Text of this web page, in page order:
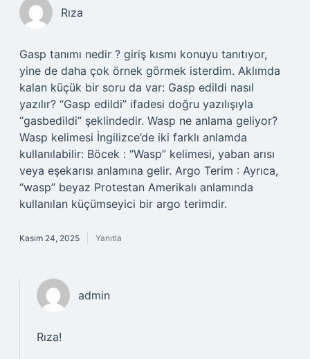
Rıza
Gasp tanımı nedir ? giriş kısmı konuyu tanıtıyor,
yine de daha çok örnek görmek isterdim. Aklımda
kalan küçük bir soru da var: Gasp edildi nasıl
yazılır? “Gasp edildi” ifadesi doğru yazılışıyla
“gasbedildi” şeklindedir. Wasp ne anlama geliyor?
Wasp kelimesi İngilizce’de iki farklı anlamda
kullanılabilir: Böcek : “Wasp” kelimesi, yaban arısı
veya eşekarısı anlamına gelir. Argo Terim : Ayrıca,
“wasp” beyaz Protestan Amerikalı anlamında
kullanılan küçümseyici bir argo terimdir.
Kasım 24, 2025 Yanıtla
admin
Rıza!